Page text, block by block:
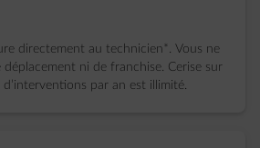
directement au technicien*. Vous ne
déplacement ni de franchise. Cerise sur
d’interventions par an est illimité.